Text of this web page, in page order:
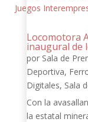
Locomotora
inaugural de
por Sala de
Deportiva,
Digitales, Sala
Con la
la estatal